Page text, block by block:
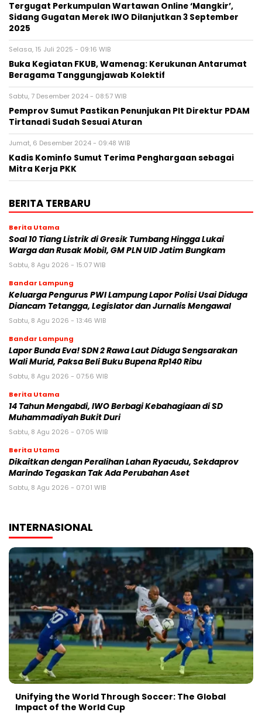
Tergugat Perkumpulan Wartawan Online ‘Mangkir’,
Sidang Gugatan Merek IWO Dilanjutkan 3 September
2025
Selasa, 15 Juli 2025 - 09:16 WIB
Buka Kegiatan FKUB, Wamenag: Kerukunan Antarumat
Beragama Tanggungjawab Kolektif
Sabtu, 7 Desember 2024 - 08:57 WIB
Pemprov Sumut Pastikan Penunjukan Plt Direktur PDAM
Tirtanadi Sudah Sesuai Aturan
Jumat, 6 Desember 2024 - 09:48 WIB
Kadis Kominfo Sumut Terima Penghargaan sebagai
Mitra Kerja PKK
BERITA TERBARU
Berita Utama
Soal 10 Tiang Listrik di Gresik Tumbang Hingga Lukai
Warga dan Rusak Mobil, GM PLN UID Jatim Bungkam
Sabtu, 8 Agu 2026 - 15:07 WIB
Bandar Lampung
Keluarga Pengurus PWI Lampung Lapor Polisi Usai Diduga
Diancam Tetangga, Legislator dan Jurnalis Mengawal
Sabtu, 8 Agu 2026 - 13:46 WIB
Bandar Lampung
Lapor Bunda Eva! SDN 2 Rawa Laut Diduga Sengsarakan
Wali Murid, Paksa Beli Buku Bupena Rp140 Ribu
Sabtu, 8 Agu 2026 - 07:56 WIB
Berita Utama
14 Tahun Mengabdi, IWO Berbagi Kebahagiaan di SD
Muhammadiyah Bukit Duri
Sabtu, 8 Agu 2026 - 07:05 WIB
Berita Utama
Dikaitkan dengan Peralihan Lahan Ryacudu, Sekdaprov
Marindo Tegaskan Tak Ada Perubahan Aset
Sabtu, 8 Agu 2026 - 07:01 WIB
INTERNASIONAL
Unifying the World Through Soccer: The Global
Impact of the World Cup